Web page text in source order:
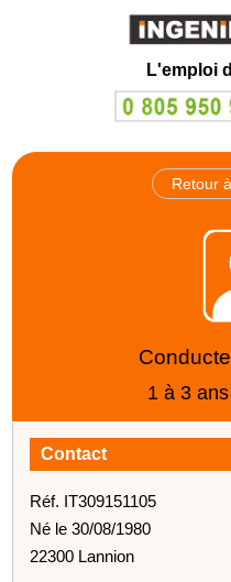
L'emploi
Retour
1 à 3
Contact
Réf. IT309151105
Né le 30/08/1980
22300 Lannion